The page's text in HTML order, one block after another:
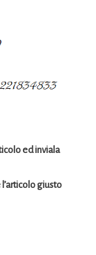
ed inviala
giusto